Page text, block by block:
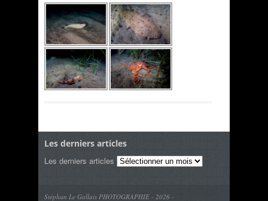
Les derniers articles
Les derniers articles
Stéphan Le Gallais PHOTOGRAPHIE - 2026 -